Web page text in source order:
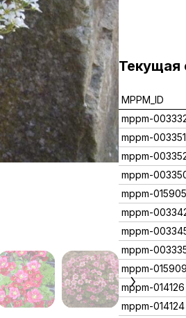
Текущая
MPPM_ID
mppm-
mppm-003351
mppm-
mppm-
mppm-015905
mppm-
mppm-
mppm-
mppm-015909
mppm-014126
mppm-014124